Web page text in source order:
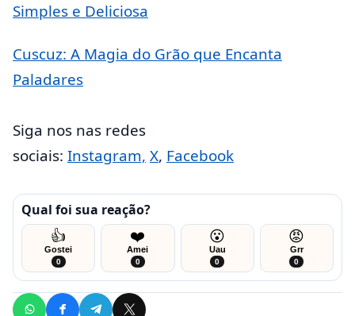
Simples e Deliciosa
Cuscuz: A Magia do Grão que Encanta
Paladares
Siga nos nas redes
sociais: Instagram, X, Facebook
Qual foi sua reação?
👍
Gostei
0
❤️
Amei
0
😮
Uau
0
😡
Grr
0